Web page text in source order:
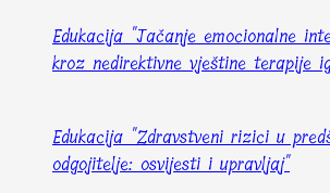
Edukacija "Jačanje emocionalne
kroz nedirektivne vještine terapije
Edukacija "Zdravstveni rizici u
odgojitelje: osvijesti i upravljaj"